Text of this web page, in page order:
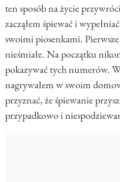
ten sposób na życie
zacząłem śpiewać i
swoimi piosenkami.
nieśmiałe. Na początku
pokazywać tych numerów.
nagrywałem w swoim
przyznać, że śpiewanie
przypadkowo i